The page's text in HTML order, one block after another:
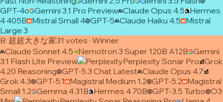
GPT-4o Gemini 3.1 Pro Preview Claude Opus 4.5 Hermes
4 405B Mistral Small 4 GPT-5 Claude Haiku 4.5 Mistral
Large 3
B: 超超大きな家31 votes · Winner
Claude Sonnet 4.5 Nemotron 3 Super 120B A12B Gemini
3.1 Flash Lite Preview
Perplexity Sonar Pro Grok
4.20 Reasoning GPT-5.3 Chat Latest Claude Opus 4.7
Grok 4.3 GPT-5.1 Magistral Medium 1.2 GPT-5.2 Magistral
Small 1.2 Gemma 4 31B Hermes 4 70B GPT-3.5 Turbo O3